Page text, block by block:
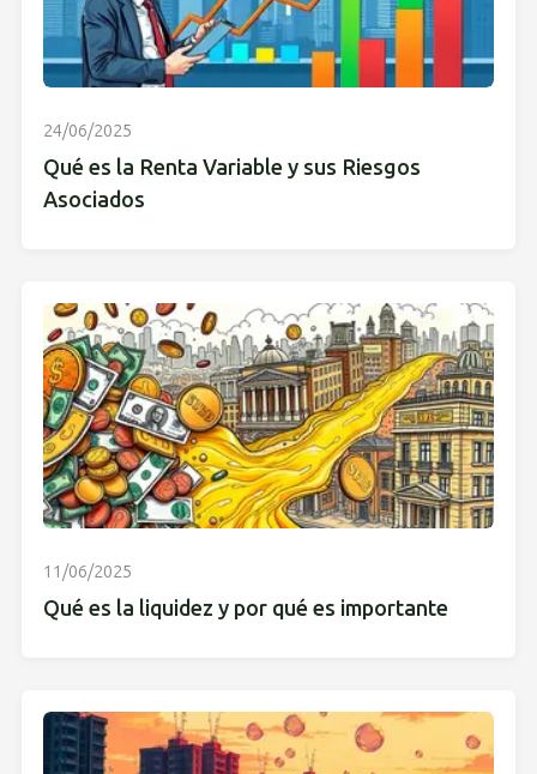
24/06/2025
Qué es la Renta Variable y sus Riesgos
Asociados
11/06/2025
Qué es la liquidez y por qué es importante